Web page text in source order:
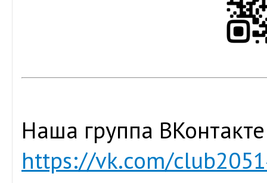
Наша группа ВКонтакте
https://vk.com/